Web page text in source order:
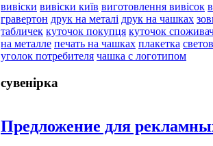
вивіски вивіски київ виготовлення вивісок
гравертон друк на металі друк на чашках
табличек куточок покупця куточок
на металле печать на чашках плакетка
уголок потребителя чашка с логотипом
сувенірка
Предложение для